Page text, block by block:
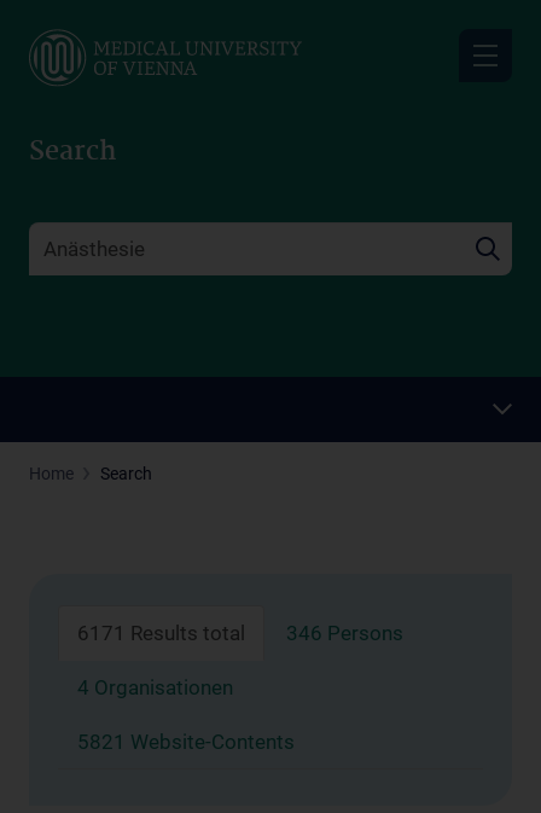
main
Search
Home Search
6171 Results total 346 Persons
4 Organisationen
5821 Website-Contents